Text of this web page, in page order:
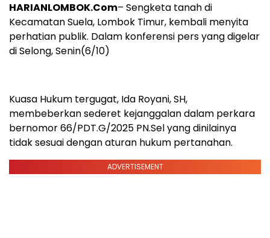
HARIANLOMBOK.Com– Sengketa tanah di
Kecamatan Suela, Lombok Timur, kembali menyita
perhatian publik. Dalam konferensi pers yang digelar
di Selong, Senin(6/10)
Kuasa Hukum tergugat, Ida Royani, SH,
membeberkan sederet kejanggalan dalam perkara
bernomor 66/PDT.G/2025 PN.Sel yang dinilainya
tidak sesuai dengan aturan hukum pertanahan.
ADVERTISEMENT